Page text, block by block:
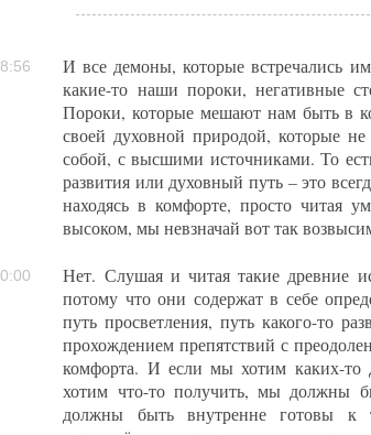
И все демоны, которые встречались
какие-то наши пороки, негативные
Пороки, которые мешают нам быть в
своей духовной природой, которые
собой, с высшими источниками. То
развития или духовный путь – это
находясь в комфорте, просто читая
высоком, мы невзначай вот так
Нет. Слушая и читая такие древние
потому что они содержат в себе
путь просветления, путь какого-то
прохождением препятствий с
комфорта. И если мы хотим каких-
хотим что-то получить, мы должны
должны быть внутренне готовы к